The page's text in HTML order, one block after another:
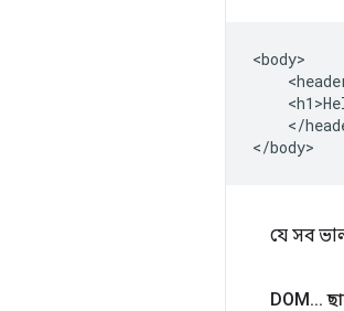
<body>
</
যে সব
DOM...